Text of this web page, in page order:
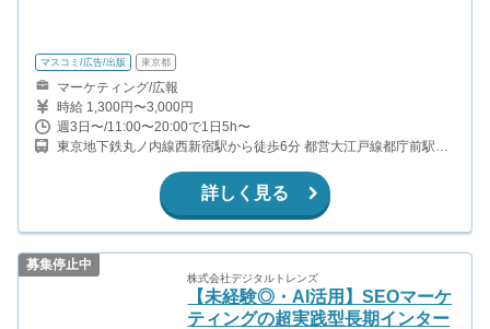
マスコミ/広告/出版 東京都
マーケティング/広報
時給 1,300円〜3,000円
週3日〜/11:00〜20:00で1日5h〜
東京地下鉄丸ノ内線西新宿駅から徒歩6分 都営大江戸線都庁前駅か
詳しく見る
募集停止中
株式会社デジタルトレンズ
【未経験◎・AI活用】SEOマーケ
ティングの超実践型長期インター